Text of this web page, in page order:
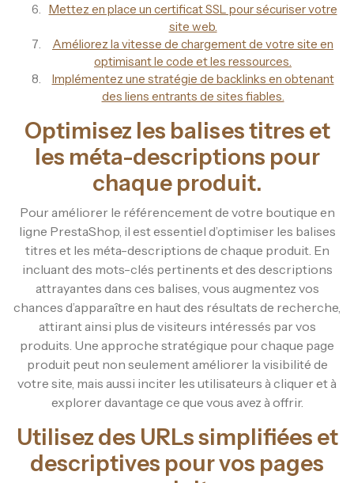
Mettez en place un certificat SSL pour sécuriser votre
site web.
Améliorez la vitesse de chargement de votre site en
optimisant le code et les ressources.
Implémentez une stratégie de backlinks en obtenant
des liens entrants de sites fiables.
Optimisez les balises titres et
les méta-descriptions pour
chaque produit.
Pour améliorer le référencement de votre boutique en
ligne PrestaShop, il est essentiel d’optimiser les balises
titres et les méta-descriptions de chaque produit. En
incluant des mots-clés pertinents et des descriptions
attrayantes dans ces balises, vous augmentez vos
chances d’apparaître en haut des résultats de recherche,
attirant ainsi plus de visiteurs intéressés par vos
produits. Une approche stratégique pour chaque page
produit peut non seulement améliorer la visibilité de
votre site, mais aussi inciter les utilisateurs à cliquer et à
explorer davantage ce que vous avez à offrir.
Utilisez des URLs simplifiées et
descriptives pour vos pages